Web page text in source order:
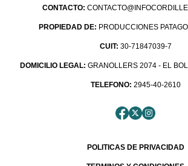
CONTACTO:
PROPIEDAD DE: PRODUCCIONES
CUIT: 30-71847039-7
DOMICILIO LEGAL: GRANOLLERS 2074 - EL
TELEFONO: 2945-40-2610
POLITICAS DE PRIVACIDAD